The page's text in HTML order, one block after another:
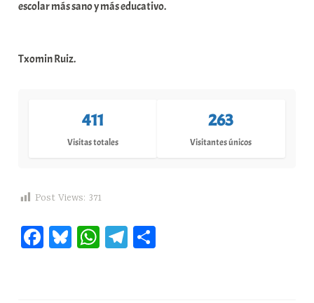
escolar más sano y más educativo.
Txomin Ruiz.
411
Visitas totales
263
Visitantes únicos
Post Views: 371
Fa Bl W Te